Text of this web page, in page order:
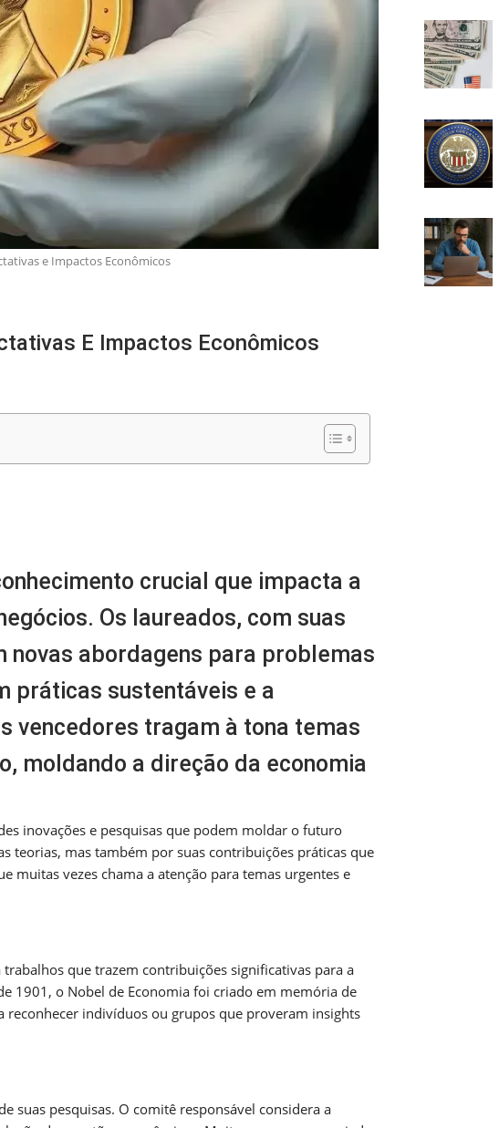
e Impactos Econômicos
E Impactos Econômicos
crucial que impacta a
Os laureados, com suas
novas abordagens para problemas
práticas sustentáveis e a
vencedores tragam à tona temas
moldando a direção da economia
inovações e pesquisas que podem moldar o futuro
teorias, mas também por suas contribuições práticas que
muitas vezes chama a atenção para temas urgentes e
que trazem contribuições significativas para a
1901, o Nobel de Economia foi criado em memória de
indivíduos ou grupos que proveram insights
suas pesquisas. O comitê responsável considera a